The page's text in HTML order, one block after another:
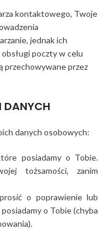
kontaktowego, Twoje
jednak ich
poczty w celu
przechowywane przez
DANYCH
danych osobowych:
posiadamy o Tobie.
tożsamości, zanim
o poprawienie lub
o Tobie (chyba